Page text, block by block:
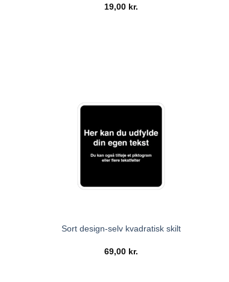
19,00 kr.
Sort design-selv kvadratisk skilt
69,00 kr.